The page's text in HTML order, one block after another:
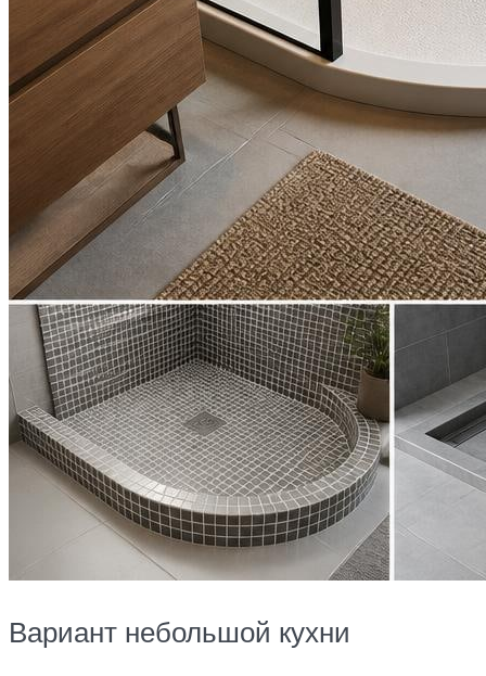
Вариант небольшой кухни